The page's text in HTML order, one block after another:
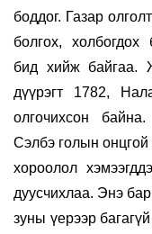
боддог. Газар
болгох, холбогдох
бид хийж байгаа.
дүүрэгт 1782,
олгочихсон
Сэлбэ голын онцгой
хороолол
дуусчихлаа. Энэ
зуны үерээр